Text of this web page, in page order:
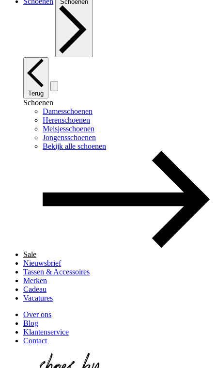
Schoenen
Terug
Schoenen
Damesschoenen
Herenschoenen
Meisjesschoenen
Jongensschoenen
Bekijk alle schoenen
Sale
Nieuwsbrief
Tassen & Accessoires
Merken
Cadeau
Vacatures
Over ons
Blog
Klantenservice
Contact